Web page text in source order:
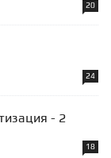
20
24
- 2
18